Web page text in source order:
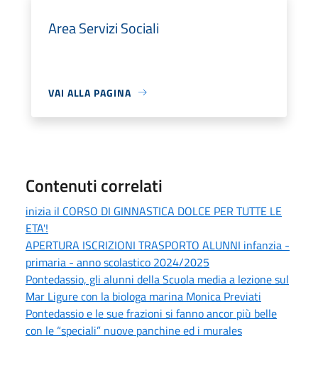
Area Servizi Sociali
VAI ALLA PAGINA
Contenuti correlati
inizia il CORSO DI GINNASTICA DOLCE PER TUTTE LE
ETA'!
APERTURA ISCRIZIONI TRASPORTO ALUNNI infanzia -
primaria - anno scolastico 2024/2025
Pontedassio, gli alunni della Scuola media a lezione sul
Mar Ligure con la biologa marina Monica Previati
Pontedassio e le sue frazioni si fanno ancor più belle
con le “speciali” nuove panchine ed i murales